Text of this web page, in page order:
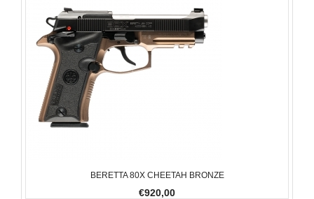
BERETTA 80X CHEETAH BRONZE
€920,00